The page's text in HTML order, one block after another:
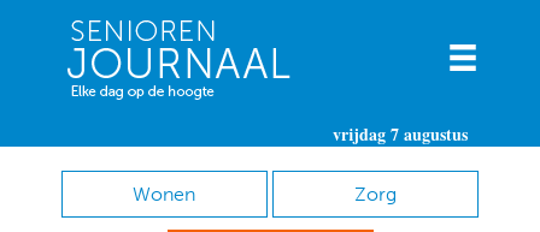
vrijdag 7 augustus
Wonen Zorg